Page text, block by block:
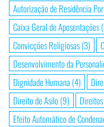
Autorização de Residência
Caixa Geral de Aposentações
Convicções Religiosas(3)
Desenvolvimento da
Dignidade Humana (4)
Direito de Asilo(9)
Efeito Automático de